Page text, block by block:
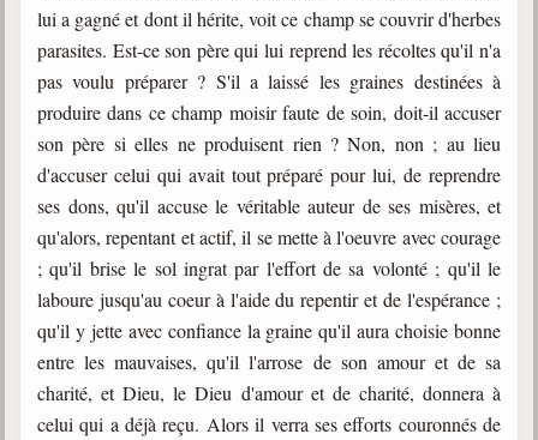
lui a gagné et dont il hérite, voit ce champ se couvrir d'herbes
parasites. Est-ce son père qui lui reprend les récoltes qu'il n'a
pas voulu préparer ? S'il a laissé les graines destinées à
produire dans ce champ moisir faute de soin, doit-il accuser
son père si elles ne produisent rien ? Non, non ; au lieu
d'accuser celui qui avait tout préparé pour lui, de reprendre
ses dons, qu'il accuse le véritable auteur de ses misères, et
qu'alors, repentant et actif, il se mette à l'oeuvre avec courage
; qu'il brise le sol ingrat par l'effort de sa volonté ; qu'il le
laboure jusqu'au coeur à l'aide du repentir et de l'espérance ;
qu'il y jette avec confiance la graine qu'il aura choisie bonne
entre les mauvaises, qu'il l'arrose de son amour et de sa
charité, et Dieu, le Dieu d'amour et de charité, donnera à
celui qui a déjà reçu. Alors il verra ses efforts couronnés de